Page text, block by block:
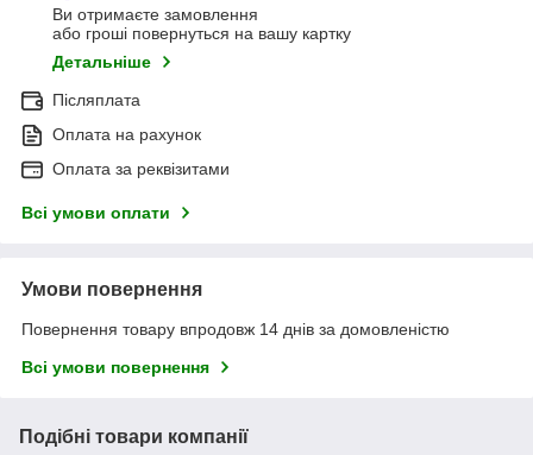
Ви отримаєте замовлення
або гроші повернуться на вашу картку
Детальніше
Післяплата
Оплата на рахунок
Оплата за реквізитами
Всі умови оплати
Умови повернення
Повернення товару впродовж 14 днів за домовленістю
Всі умови повернення
Подібні товари компанії